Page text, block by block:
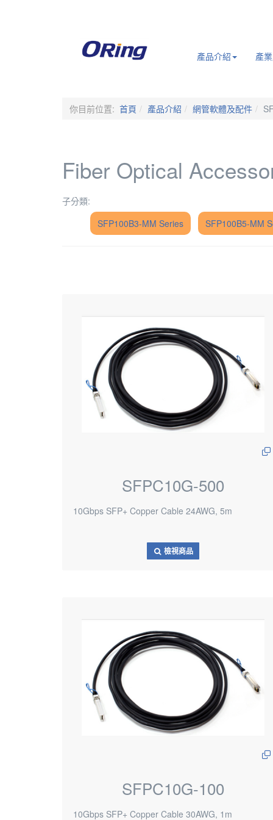
產品介紹 產
你目前位置: 首頁 產品介紹 網管軟體及配件
Fiber Optical
子分類:
SFP100B3-MM Series
SFP100B5-MM
SFPC10G-500
10Gbps SFP+ Copper Cable 24AWG, 5m
檢視商品
SFPC10G-100
10Gbps SFP+ Copper Cable 30AWG, 1m